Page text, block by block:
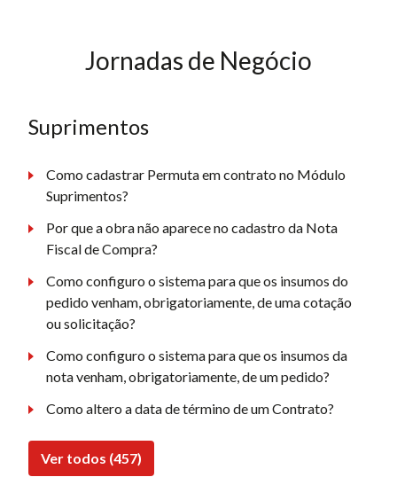
Jornadas de Negócio
Suprimentos
Como cadastrar Permuta em contrato no Módulo
Suprimentos?
Por que a obra não aparece no cadastro da Nota
Fiscal de Compra?
Como configuro o sistema para que os insumos do
pedido venham, obrigatoriamente, de uma cotação
ou solicitação?
Como configuro o sistema para que os insumos da
nota venham, obrigatoriamente, de um pedido?
Como altero a data de término de um Contrato?
Ver todos (457)